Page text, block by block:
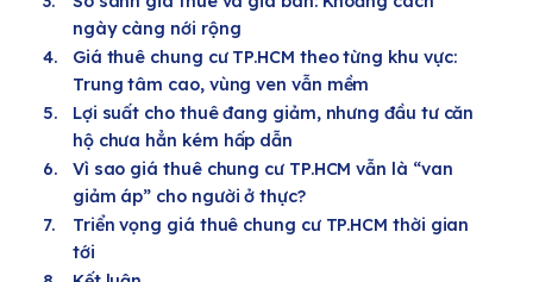
ngày càng nới rộng
Giá thuê chung cư TP.HCM theo từng khu vực:
Trung tâm cao, vùng ven vẫn mềm
Lợi suất cho thuê đang giảm, nhưng đầu tư căn
hộ chưa hẳn kém hấp dẫn
Vì sao giá thuê chung cư TP.HCM vẫn là “van
giảm áp” cho người ở thực?
Triển vọng giá thuê chung cư TP.HCM thời gian
tới